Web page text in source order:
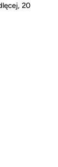
20